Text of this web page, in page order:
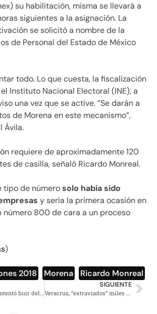
su habilitación, misma se llevará a
siguientes a la asignación. La
se solicitó a nombre de la
de Personal del Estado de México
todo. Lo que cuesta, la fiscalización
Instituto Nacional Electoral (INE), a
una vez que se active. “Se darán a
de Morena en este mecanismo”,
Ávila.
requiere de aproximadamente 120
de casilla, señaló Ricardo Monreal.
tipo de númerosolo había sido
y sería la primera ocasión en
número 800 de cara a un proceso
)
2018 Morena Ricardo Monreal
Marco Antonio intentó huir del hospital donde lo atienden, reveló que policías le dieron golpiza
SIGUIENTE
Veracruz, “extraviados” miles de expedientes de desaparecidos